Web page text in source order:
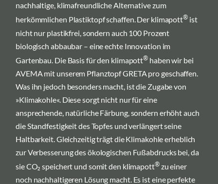
nachhaltige, klimafreundliche Alternative zum
herkömmlichen Plastiktopf schaffen. Der klimapott® ist
nicht nur plastikfrei, sondern auch 100 Prozent
biologisch abbaubar – eine echte Innovation im
Gartenbau. Die Basis für den klimapott® haben wir bei
AVEMA mit unserem Pflanztopf GRETA pro geschaffen.
Was ihn jedoch besonders macht, ist die Zugabe von
»Klimakohle«. Diese sorgt nicht nur für eine
ansprechende, natürliche Färbung, sondern erhöht auch
die Standfestigkeit des Topfes und verlängert seine
Haltbarkeit. Gleichzeitig trägt die Klimakohle erheblich
zur Verbesserung des ökologischen Fußabdrucks bei, da
sie CO₂ speichert und somit den klimapott®zu einer
noch nachhaltigeren Lösung macht. Es ist eine perfekte